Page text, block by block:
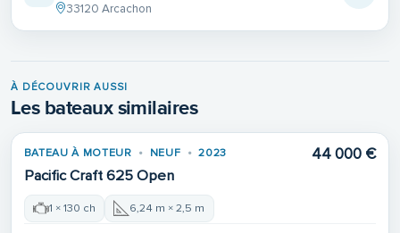
33120 Arcachon
À DÉCOUVRIR AUSSI
Les bateaux similaires
BATEAU À MOTEUR NEUF 2023
Pacific Craft 625 Open
44 000 €
1 × 130 ch 6,24 m × 2,5 m